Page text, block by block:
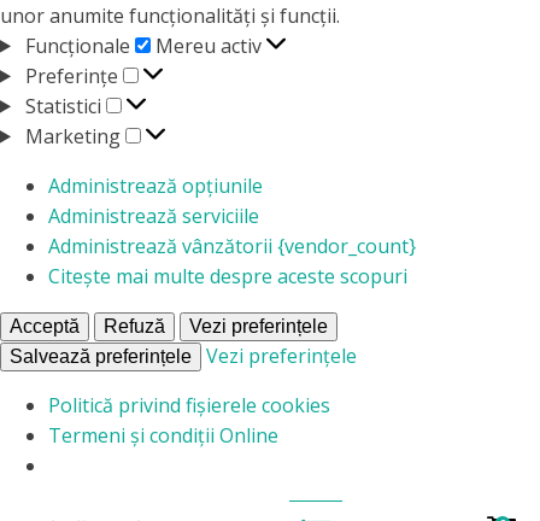
unor anumite funcționalități și funcții.
Funcționale
Funcționale
Mereu activ
Preferințe
Preferințe
Statistici
Statistici
Marketing
Marketing
Administrează opțiunile
Administrează serviciile
Administrează vânzătorii {vendor_count}
Citește mai multe despre aceste scopuri
Acceptă Refuză
Vezi preferințele
Salvează preferințele
Vezi preferințele
Politică privind fișierele cookies
Termeni și condiții Online